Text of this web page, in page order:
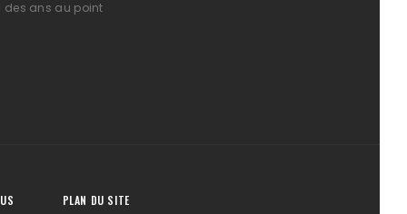
des ans au point
PLAN DU SITE